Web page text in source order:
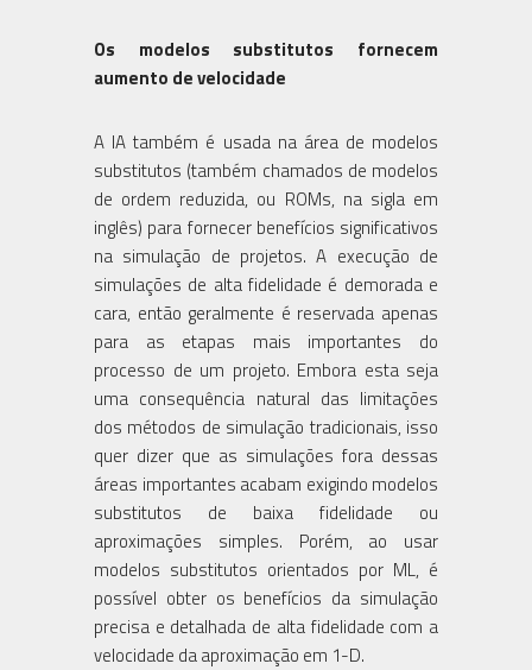
Os modelos substitutos fornecem
aumento de velocidade
A IA também é usada na área de modelos
substitutos (também chamados de modelos
de ordem reduzida, ou ROMs, na sigla em
inglês) para fornecer benefícios significativos
na simulação de projetos. A execução de
simulações de alta fidelidade é demorada e
cara, então geralmente é reservada apenas
para as etapas mais importantes do
processo de um projeto. Embora esta seja
uma consequência natural das limitações
dos métodos de simulação tradicionais, isso
quer dizer que as simulações fora dessas
áreas importantes acabam exigindo modelos
substitutos de baixa fidelidade ou
aproximações simples. Porém, ao usar
modelos substitutos orientados por ML, é
possível obter os benefícios da simulação
precisa e detalhada de alta fidelidade com a
velocidade da aproximação em 1-D.